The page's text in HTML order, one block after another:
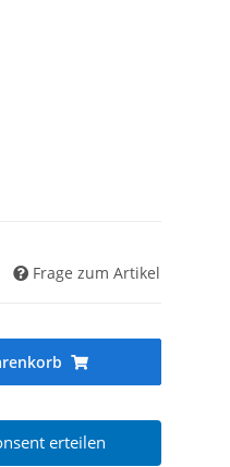
Frage zum Artikel
erteilen